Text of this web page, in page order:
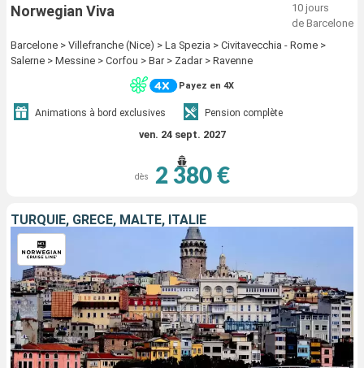
Norwegian Viva
10 jours
de Barcelone
Barcelone > Villefranche (Nice) > La Spezia > Civitavecchia - Rome >
Salerne > Messine > Corfou > Bar > Zadar > Ravenne
Payez en 4X
Animations à bord exclusives Pension complète
ven. 24 sept. 2027
dès 2 380 €
TURQUIE, GRÈCE, MALTE, ITALIE